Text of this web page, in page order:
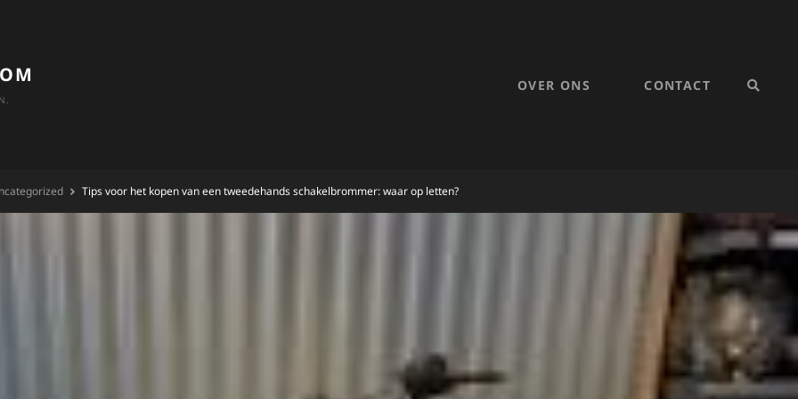
OVER ONS CONTACT
Tips voor het kopen van een tweedehands schakelbrommer: waar op letten?